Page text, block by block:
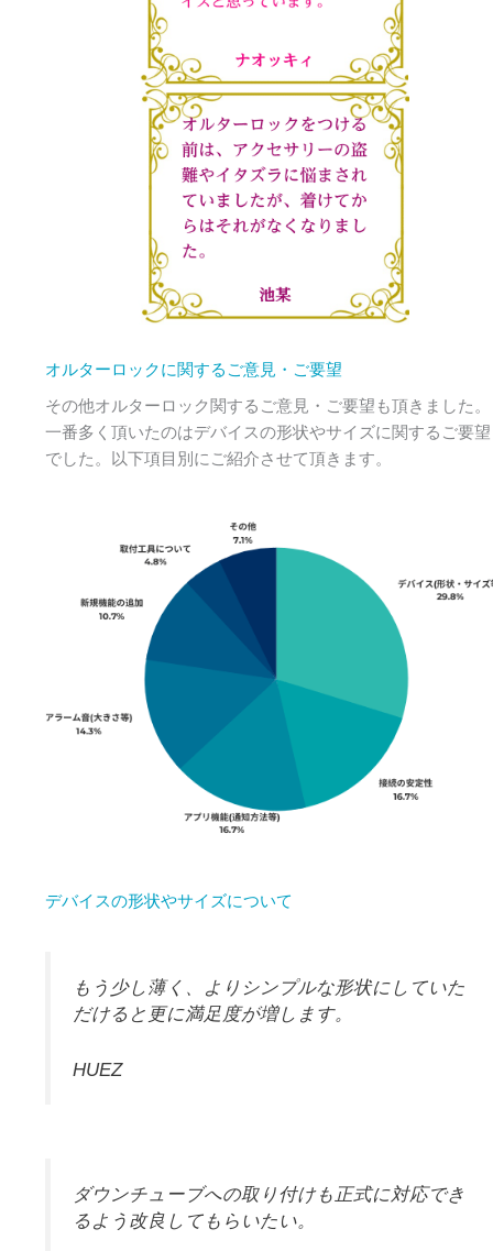
オルターロックに関するご意見・ご要望
その他オルターロック関するご意見・ご要望も頂きました。
一番多く頂いたのはデバイスの形状やサイズに関するご要望
でした。以下項目別にご紹介させて頂きます。
デバイスの形状やサイズについて
もう少し薄く、よりシンプルな形状にしていた
だけると更に満足度が増します。
HUEZ
ダウンチューブへの取り付けも正式に対応でき
るよう改良してもらいたい。